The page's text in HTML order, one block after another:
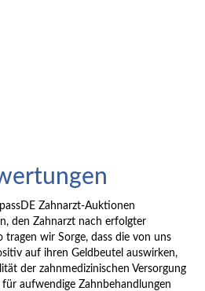
Zahnarzt-Auktionen
den Zahnarzt nach erfolgter
tragen wir Sorge, dass die von uns
auf ihren Geldbeutel auswirken,
der zahnmedizinischen Versorgung
aufwendige Zahnbehandlungen